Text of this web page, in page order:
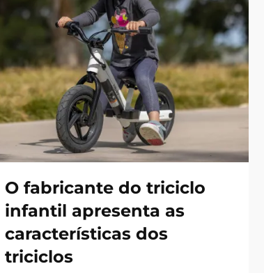
O fabricante do triciclo
infantil apresenta as
características dos
triciclos